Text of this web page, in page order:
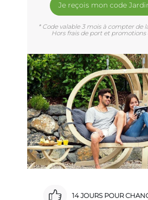
Je reçois mon code
* Code valable 3 mois à compter de
Hors frais de port et promotions
14 JOURS POUR